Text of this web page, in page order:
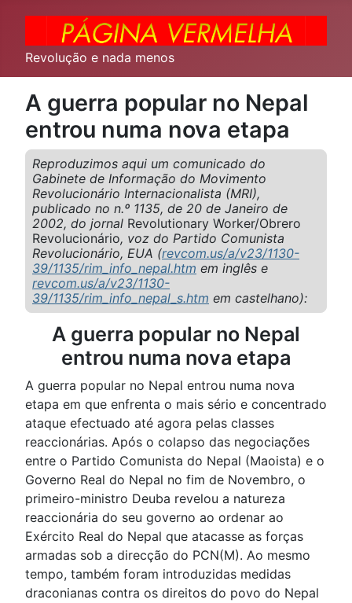
Revolução e nada menos
A guerra popular no Nepal
entrou numa nova etapa
Reproduzimos aqui um comunicado do
Gabinete de Informação do Movimento
Revolucionário Internacionalista (MRI),
publicado no n.º 1135, de 20 de Janeiro de
2002, do jornal Revolutionary Worker/Obrero
Revolucionário, voz do Partido Comunista
Revolucionário, EUA (revcom.us/a/v23/1130-
39/1135/rim_info_nepal.htm em inglês e
revcom.us/a/v23/1130-
39/1135/rim_info_nepal_s.htm em castelhano):
A guerra popular no Nepal
entrou numa nova etapa
A guerra popular no Nepal entrou numa nova
etapa em que enfrenta o mais sério e concentrado
ataque efectuado até agora pelas classes
reaccionárias. Após o colapso das negociações
entre o Partido Comunista do Nepal (Maoista) e o
Governo Real do Nepal no fim de Novembro, o
primeiro-ministro Deuba revelou a natureza
reaccionária do seu governo ao ordenar ao
Exército Real do Nepal que atacasse as forças
armadas sob a direcção do PCN(M). Ao mesmo
tempo, também foram introduzidas medidas
draconianas contra os direitos do povo do Nepal